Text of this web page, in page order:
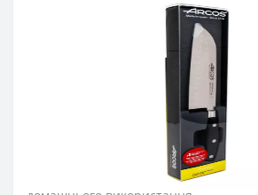
Ніж Сантоку – винятковий шеф-ніж,
західну та японську культури.
«три хороші речі», що говорить про
добре рубати, кришити та нарізати
або кубиками як м'ясо, так і овочі.
підготовки м’ясного та рибного
соковитих рубаних котлет, для
слайсів м'яса, риби та овочів та т.п.
ножів Arcos Riviera розробили для